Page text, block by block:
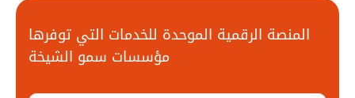
المنصة الرقمية الموحدة للخدمات التي توفرها
مؤسسات سمو الشيخة